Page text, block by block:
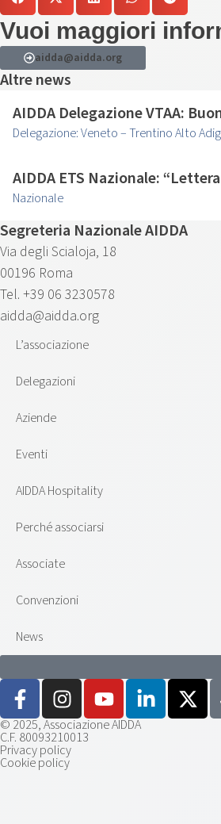
Vuoi maggiori
aidda@aidda.org
Altre news
AIDDA Delegazione VTAA:
Delegazione: Veneto – Trentino Alto
AIDDA ETS Nazionale:
Nazionale
Segreteria Nazionale AIDDA
Via degli Scialoja, 18
00196 Roma
Tel. +39 06 3230578
aidda@aidda.org
L’associazione
Delegazioni
Aziende
Eventi
AIDDA Hospitality
Perché associarsi
Associate
Convenzioni
News
© 2025, Associazione AIDDA
C.F. 80093210013
Privacy policy
Cookie policy